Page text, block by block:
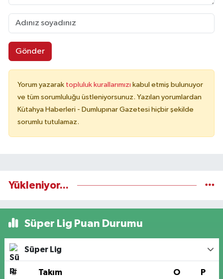
Gönder
Yorum yazarak topluluk kurallarımızı kabul etmiş bulunuyor
ve tüm sorumluluğu üstleniyorsunuz. Yazılan yorumlardan
Kütahya Haberleri - Dumlupınar Gazetesi hiçbir şekilde
sorumlu tutulamaz.
Yükleniyor...
Süper Lig Puan Durumu
Süper Lig
# Takım O P